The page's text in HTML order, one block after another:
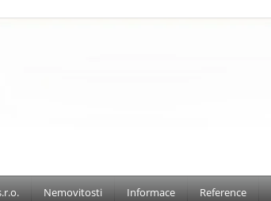
Nemovitosti Informace Reference